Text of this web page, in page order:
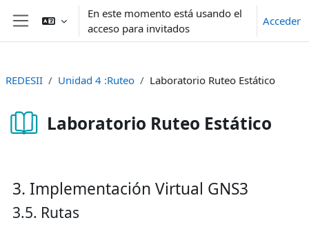
Salta al contenido principal
Panel lateral
En este momento está usando el
acceso para invitados
Acceder
REDESII Unidad 4 :Ruteo Laboratorio Ruteo Estático
Laboratorio Ruteo Estático
3. Implementación Virtual GNS3
3.5. Rutas